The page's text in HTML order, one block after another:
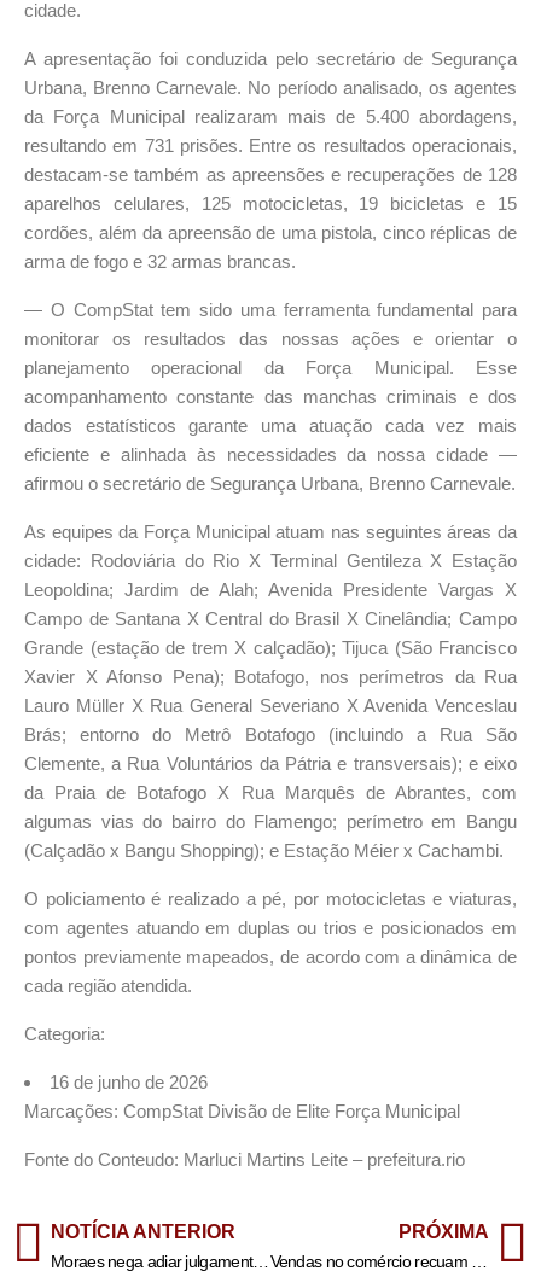
cidade.
A apresentação foi conduzida pelo secretário de Segurança
Urbana, Brenno Carnevale. No período analisado, os agentes
da Força Municipal realizaram mais de 5.400 abordagens,
resultando em 731 prisões. Entre os resultados operacionais,
destacam-se também as apreensões e recuperações de 128
aparelhos celulares, 125 motocicletas, 19 bicicletas e 15
cordões, além da apreensão de uma pistola, cinco réplicas de
arma de fogo e 32 armas brancas.
— O CompStat tem sido uma ferramenta fundamental para
monitorar os resultados das nossas ações e orientar o
planejamento operacional da Força Municipal. Esse
acompanhamento constante das manchas criminais e dos
dados estatísticos garante uma atuação cada vez mais
eficiente e alinhada às necessidades da nossa cidade —
afirmou o secretário de Segurança Urbana, Brenno Carnevale.
As equipes da Força Municipal atuam nas seguintes áreas da
cidade: Rodoviária do Rio X Terminal Gentileza X Estação
Leopoldina; Jardim de Alah; Avenida Presidente Vargas X
Campo de Santana X Central do Brasil X Cinelândia; Campo
Grande (estação de trem X calçadão); Tijuca (São Francisco
Xavier X Afonso Pena); Botafogo, nos perímetros da Rua
Lauro Müller X Rua General Severiano X Avenida Venceslau
Brás; entorno do Metrô Botafogo (incluindo a Rua São
Clemente, a Rua Voluntários da Pátria e transversais); e eixo
da Praia de Botafogo X Rua Marquês de Abrantes, com
algumas vias do bairro do Flamengo; perímetro em Bangu
(Calçadão x Bangu Shopping); e Estação Méier x Cachambi.
O policiamento é realizado a pé, por motocicletas e viaturas,
com agentes atuando em duplas ou trios e posicionados em
pontos previamente mapeados, de acordo com a dinâmica de
cada região atendida.
Categoria:
16 de junho de 2026
Marcações: CompStat Divisão de Elite Força Municipal
Fonte do Conteudo: Marluci Martins Leite – prefeitura.rio
NOTÍCIA ANTERIOR
Moraes nega adiar julgamento de Eduardo Bolsonaro no STF
PRÓXIMA
Vendas no comércio recuam 1,5% em abril, impactadas por combustíveis